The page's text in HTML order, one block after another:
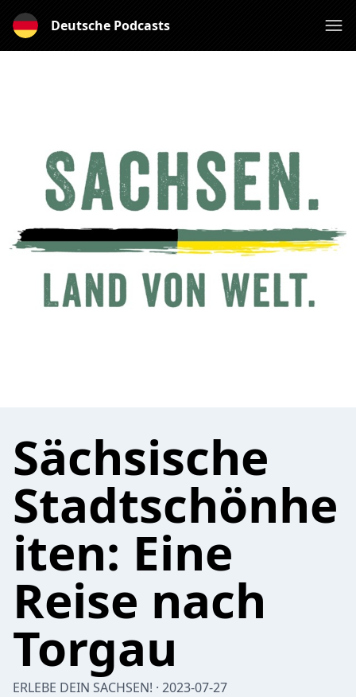
Deutsche Podcasts
Sächsische
Stadtschönhe
iten: Eine
Reise nach
Torgau
ERLEBE DEIN SACHSEN! · 2023-07-27